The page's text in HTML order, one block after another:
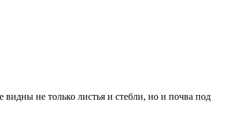
не только листья и стебли, но и почва под